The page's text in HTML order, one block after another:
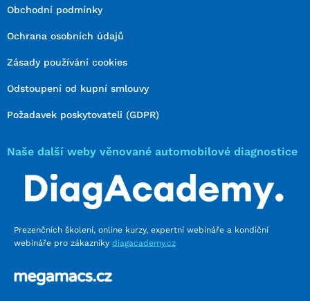
Obchodní podmínky
Ochrana osobních údajů
Zásady používání cookies
Odstoupení od kupní smlouvy
Požadavek poskytovateli (GDPR)
Naše další weby věnované automobilové diagnostice
Prezenčních školení, online kurzy, expertní webináře a kondiční
webináře pro zákazníky diagacademy.cz